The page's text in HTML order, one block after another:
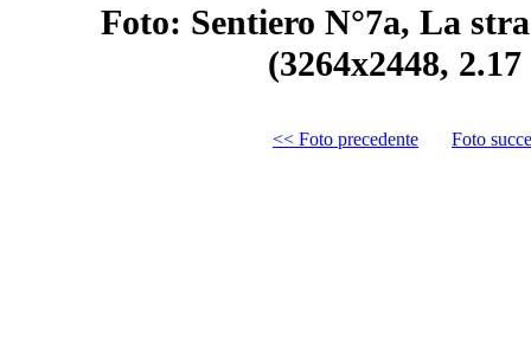
Foto: Sentiero N°7a, La
(3264x2448,
<< Foto precedente Foto